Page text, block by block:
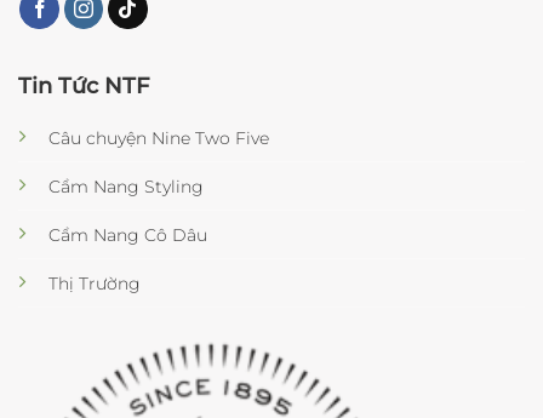
Tin Tức NTF
Câu chuyện Nine Two Five
Cẩm Nang Styling
Cẩm Nang Cô Dâu
Thị Trường